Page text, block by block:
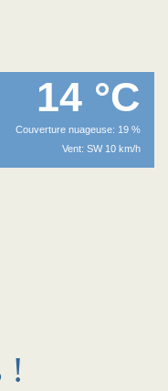
14 °C
Couverture nuageuse: 19 %
Vent: SW 10 km/h
!